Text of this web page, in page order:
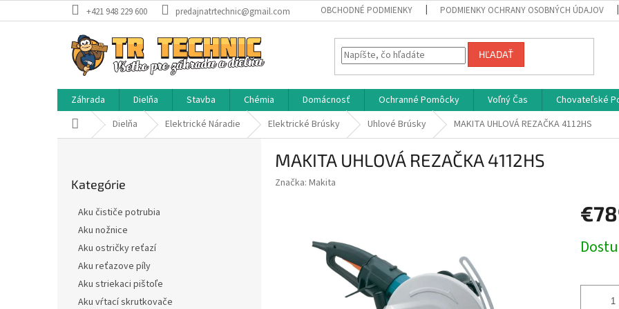
na
+421 948 229 600 predajnatrtechnic@gmail.com OBCHODNÉ PODMIENKY PODMIENKY OCHRANY OSOBNÝCH ÚDAJOV
HĽADAŤ
Záhrada Dielňa Stavba Chémia Domácnosť Ochranné Pomôcky Voľný Čas Chovateľské
DomovDielňa Elektrické Náradie Elektrické Brúsky Uhlové Brúsky MAKITA UHLOVÁ REZAČKA 4112HS
kategórie
Kategórie
Aku čističe potrubia
Aku nožnice
Aku ostričky reťazí
Aku reťazove píly
Aku striekaci pištoľe
Aku vŕtací skrutkovače
MAKITA UHLOVÁ REZAČKA 4112HS
Značka: Makita
cena: